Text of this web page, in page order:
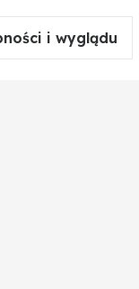
i wyglądu